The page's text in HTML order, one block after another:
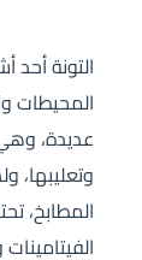
التونة
المحيطات
عديدة،
المطابخ،